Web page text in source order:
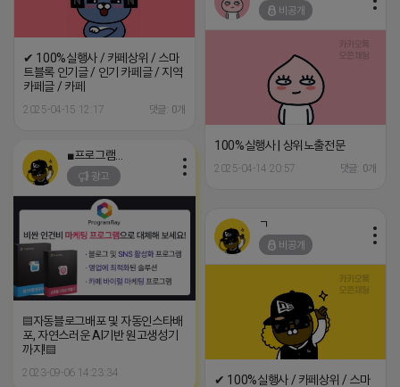
✔ 100%실행사 / 카페상위 / 스마
트블록 인기글 / 인기 카페글 / 지역
카페글 / 카페
2025-04-15 12:17 댓글: 0개
비공개
100%실행사 | 상위노출전문
2025-04-14 20:57 댓글: 0개
광고
▤자동블로그배포 및 자동인스타배
포, 자연스러운 AI기반 원고생성기
까지!▤
2023-09-06 14:23:34
ㄱ
비공개
✔ 100%실행사 / 카페상위 / 스마